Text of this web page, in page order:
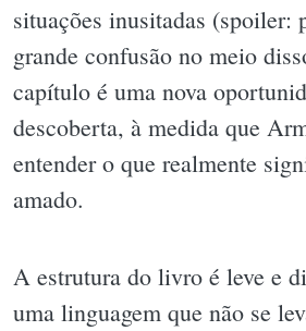
situações inusitadas (spoiler:
grande confusão no meio
capítulo é uma nova
descoberta, à medida que
entender o que realmente
amado.
A estrutura do livro é leve e
uma linguagem que não se